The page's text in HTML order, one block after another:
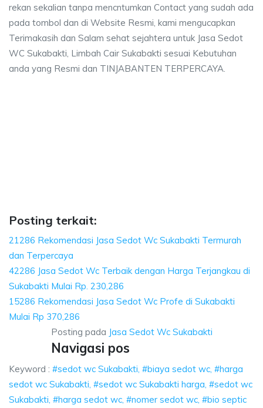
rekan sekalian tanpa mencntumkan Contact yang sudah ada
pada tombol dan di Website Resmi, kami mengucapkan
Terimakasih dan Salam sehat sejahtera untuk Jasa Sedot
WC Sukabakti, Limbah Cair Sukabakti sesuai Kebutuhan
anda yang Resmi dan TINJABANTEN TERPERCAYA.
Posting terkait:
21286 Rekomendasi Jasa Sedot Wc Sukabakti Termurah
dan Terpercaya
42286 Jasa Sedot Wc Terbaik dengan Harga Terjangkau di
Sukabakti Mulai Rp. 230,286
15286 Rekomendasi Jasa Sedot Wc Profe di Sukabakti
Mulai Rp 370,286
Posting pada Jasa Sedot Wc Sukabakti
Navigasi pos
Keyword : #sedot wc Sukabakti, #biaya sedot wc, #harga
sedot wc Sukabakti, #sedot wc Sukabakti harga, #sedot wc
Sukabakti, #harga sedot wc, #nomer sedot wc, #bio septic